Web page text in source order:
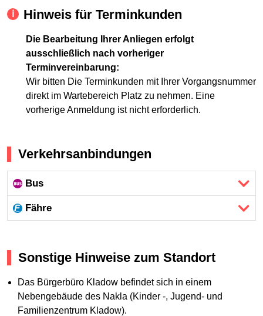
Hinweis für Terminkunden
Die Bearbeitung Ihrer Anliegen erfolgt
ausschließlich nach vorheriger
Terminvereinbarung:
Wir bitten Die Terminkunden mit Ihrer Vorgangsnummer
direkt im Wartebereich Platz zu nehmen. Eine
vorherige Anmeldung ist nicht erforderlich.
Verkehrsanbindungen
Bus
Fähre
Sonstige Hinweise zum Standort
Das Bürgerbüro Kladow befindet sich in einem
Nebengebäude des Nakla (Kinder -, Jugend- und
Familienzentrum Kladow).